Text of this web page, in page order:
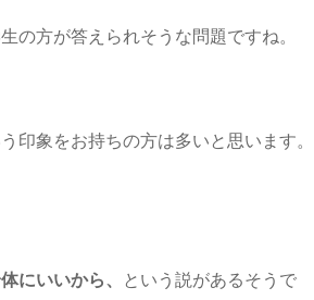
の方が答えられそうな問題ですね。
印象をお持ちの方は多いと思います。
にいいから、
という説があるそうで